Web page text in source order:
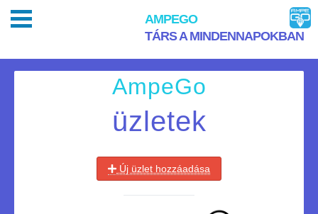
AMPEGO
TÁRS A MINDENNAPOKBAN
AmpeGo
üzletek
Új üzlet hozzáadása